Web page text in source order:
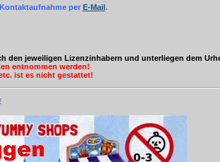
per E-Mail.
jeweiligen Lizenzinhabern und unterliegen dem
entnommen werden!
ist es nicht gestattet!